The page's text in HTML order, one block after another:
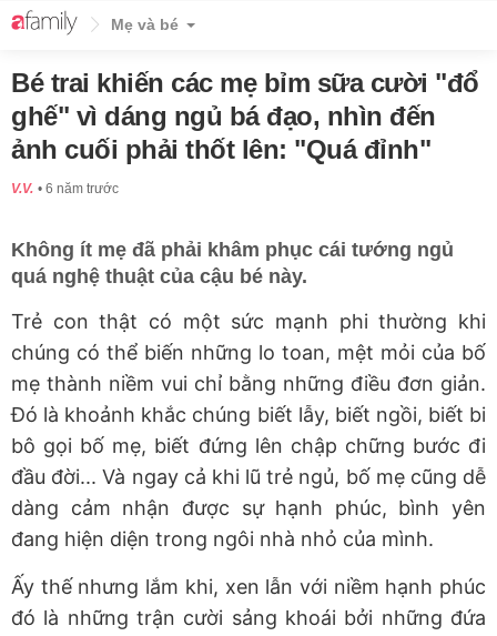
Mẹ và bé
Bé trai khiến các mẹ bỉm sữa cười "đổ
ghế" vì dáng ngủ bá đạo, nhìn đến
ảnh cuối phải thốt lên: "Quá đỉnh"
V.V. 6 năm trước
Không ít mẹ đã phải khâm phục cái tướng ngủ
quá nghệ thuật của cậu bé này.
Trẻ con thật có một sức mạnh phi thường khi
chúng có thể biến những lo toan, mệt mỏi của bố
mẹ thành niềm vui chỉ bằng những điều đơn giản.
Đó là khoảnh khắc chúng biết lẫy, biết ngồi, biết bi
bô gọi bố mẹ, biết đứng lên chập chững bước đi
đầu đời... Và ngay cả khi lũ trẻ ngủ, bố mẹ cũng dễ
dàng cảm nhận được sự hạnh phúc, bình yên
đang hiện diện trong ngôi nhà nhỏ của mình.
Ấy thế nhưng lắm khi, xen lẫn với niềm hạnh phúc
đó là những trận cười sảng khoái bởi những đứa